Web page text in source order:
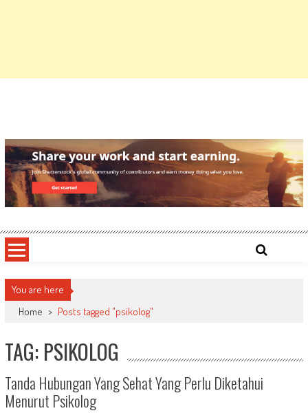
You are here
Home > Posts tagged "psikolog"
TAG: PSIKOLOG
Tanda Hubungan Yang Sehat Yang Perlu Diketahui
Menurut Psikolog